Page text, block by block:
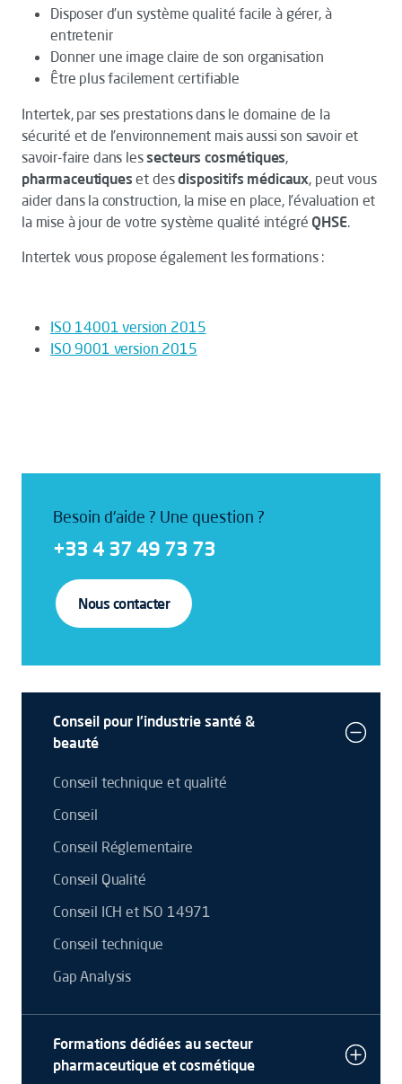
Disposer d’un système qualité facile à gérer, à
entretenir
Donner une image claire de son organisation
Être plus facilement certifiable
Intertek, par ses prestations dans le domaine de la
sécurité et de l’environnement mais aussi son savoir et
savoir-faire dans lessecteurs cosmétiques,
pharmaceutiques et desdispositifs médicaux, peut vous
aider dans la construction, la mise en place, l’évaluation et
la mise à jour de votre système qualité intégré QHSE.
Intertek vous propose également les formations :
ISO 14001 version 2015
ISO 9001 version 2015
Besoin d'aide ? Une question ?
+33 4 37 49 73 73
Nous contacter
Conseil pour l'industrie santé &
beauté
Conseil technique et qualité
Conseil
Conseil Réglementaire
Conseil Qualité
Conseil ICH et ISO 14971
Conseil technique
Gap Analysis
Formations dédiées au secteur
pharmaceutique et cosmétique